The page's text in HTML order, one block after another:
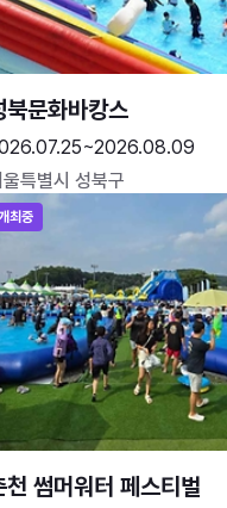
북문화바캉스
특별시 성북구
최중
천 썸머워터 페스티벌